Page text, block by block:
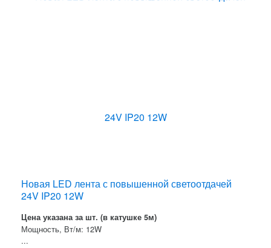
Новая LED лента с повышенной светоотдачей
24V IP20 12W
Цена указана за шт. (в катушке 5м)
Мощность, Вт/м: 12W
...